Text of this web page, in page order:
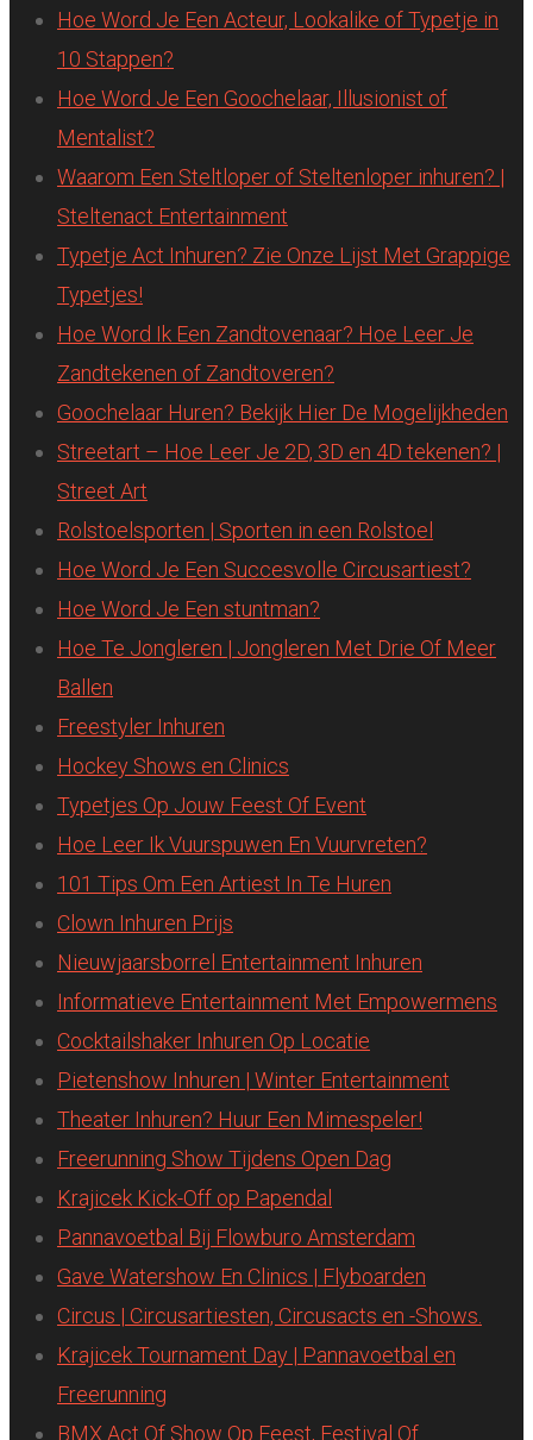
Hoe Word Je Een Acteur, Lookalike of Typetje in
10 Stappen?
Hoe Word Je Een Goochelaar, Illusionist of
Mentalist?
Waarom Een Steltloper of Steltenloper inhuren? |
Steltenact Entertainment
Typetje Act Inhuren? Zie Onze Lijst Met Grappige
Typetjes!
Hoe Word Ik Een Zandtovenaar? Hoe Leer Je
Zandtekenen of Zandtoveren?
Goochelaar Huren? Bekijk Hier De Mogelijkheden
Streetart – Hoe Leer Je 2D, 3D en 4D tekenen? |
Street Art
Rolstoelsporten | Sporten in een Rolstoel
Hoe Word Je Een Succesvolle Circusartiest?
Hoe Word Je Een stuntman?
Hoe Te Jongleren | Jongleren Met Drie Of Meer
Ballen
Freestyler Inhuren
Hockey Shows en Clinics
Typetjes Op Jouw Feest Of Event
Hoe Leer Ik Vuurspuwen En Vuurvreten?
101 Tips Om Een Artiest In Te Huren
Clown Inhuren Prijs
Nieuwjaarsborrel Entertainment Inhuren
Informatieve Entertainment Met Empowermens
Cocktailshaker Inhuren Op Locatie
Pietenshow Inhuren | Winter Entertainment
Theater Inhuren? Huur Een Mimespeler!
Freerunning Show Tijdens Open Dag
Krajicek Kick-Off op Papendal
Pannavoetbal Bij Flowburo Amsterdam
Gave Watershow En Clinics | Flyboarden
Circus | Circusartiesten, Circusacts en -Shows.
Krajicek Tournament Day | Pannavoetbal en
Freerunning
BMX Act Of Show Op Feest, Festival Of